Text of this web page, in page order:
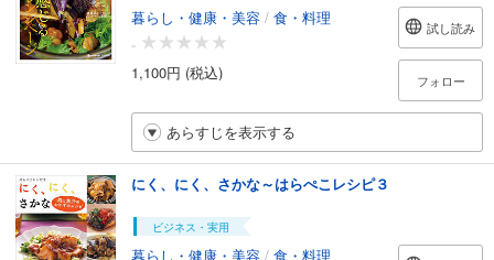
暮らし・健康・美容 / 食・料理
-
1,100円 (税込)
試し読み
フォロー
あらすじを表示する
にく、にく、さかな～はらぺこレシピ３
ビジネス・実用
暮らし・健康・美容 / 食・料理